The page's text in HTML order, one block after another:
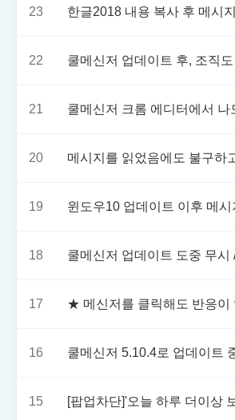
23 한글2018 내용 복사 후 메시
22 쿨메신저 업데이트 후, 조직
21 쿨메신저 크롬 에디터에서
20 메시지를 읽었음에도 불구하
19 윈도우10 업데이트 이후 메
18 쿨메신저 업데이트 도중 무
17 ★ 메신저를 클릭해도 반응이
16 쿨메신저 5.10.4로 업데이트
15 [팝업차단]'오늘 하루 더이상